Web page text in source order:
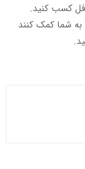
کسب کنید.
به شما کمک کنند